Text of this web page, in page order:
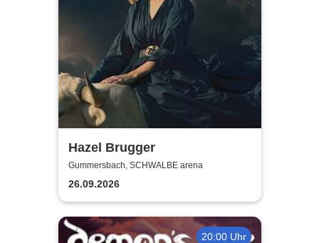
Hazel Brugger
Gummersbach, SCHWALBE arena
26.09.2026
20:00 Uhr